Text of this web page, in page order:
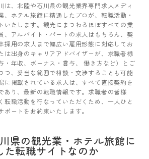
は、北陸や石川県の観光業界専門求人メディ
、ホテル旅館に精通したプロが、転職活動・
いたします。観光にまつわるほぼすべての業
、アルバイト・パートの求人はもちろん、契
採用の求人まで幅広い雇用形態に対応してお
は出身のキャリアアドバイザーが、求職者様
・年収、ボーナス・賞与、 働き方など）とご
つ、妥当な範囲で相談・交渉することも可能
に掲載されている求人は、すべて直接契約を
あり、最新の転職情報です。求職者の皆様
転職活動を行なっていただくため、一人ひと
ポートをお約束いたします。
県の観光業・ホテル旅館に
た転職サイトなのか